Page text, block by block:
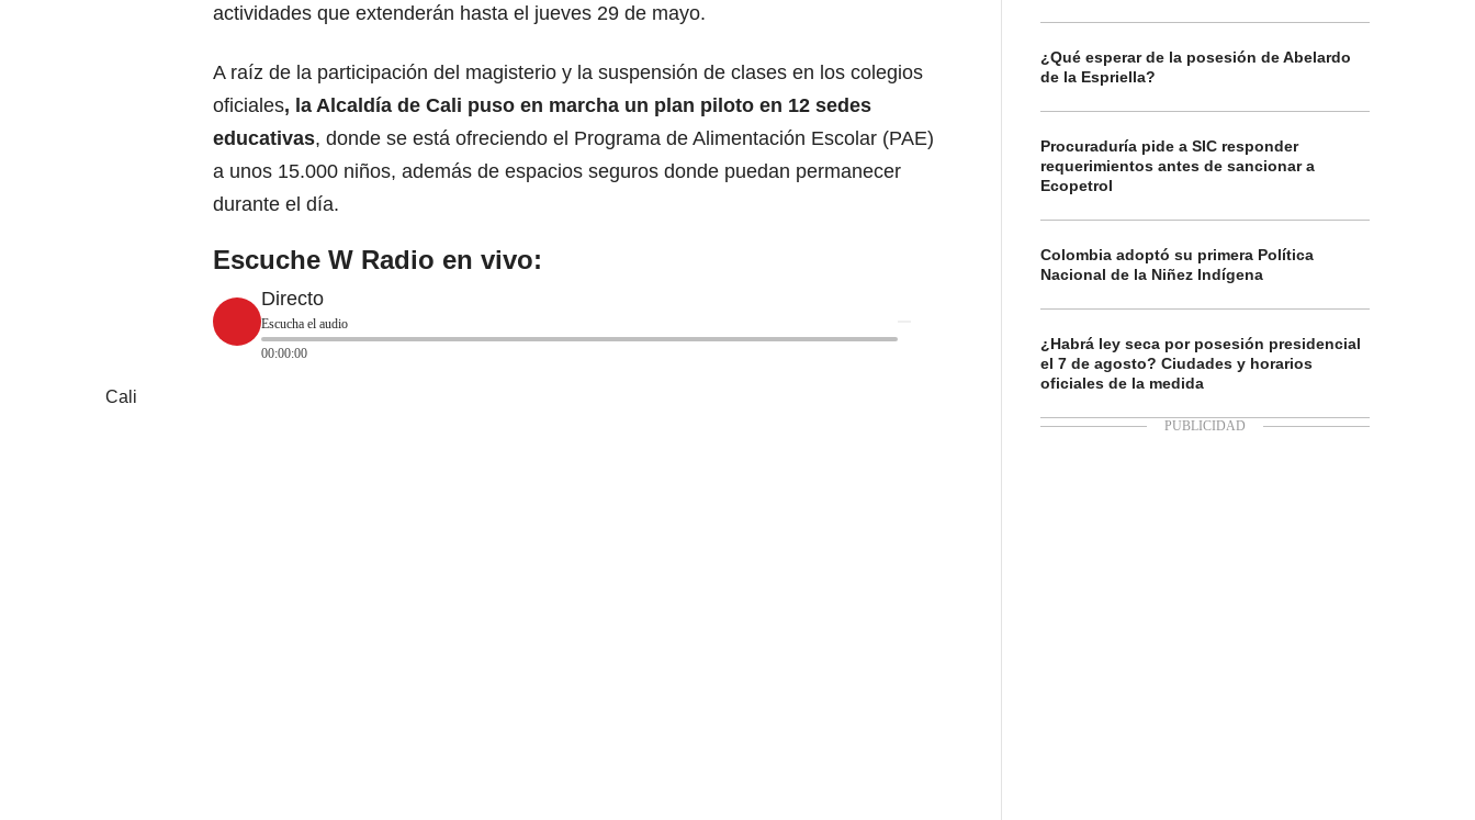
actividades que extenderán hasta el jueves 29 de mayo.
A raíz de la participación del magisterio y la suspensión de clases en los colegios
oficiales, la Alcaldía de Cali puso en marcha un plan piloto en 12 sedes
educativas, donde se está ofreciendo el Programa de Alimentación Escolar (PAE)
a unos 15.000 niños, además de espacios seguros donde puedan permanecer
durante el día.
Escuche W Radio en vivo:
Directo
Escucha el audio
00:00:00
Cali
¿Qué esperar de la posesión de Abelardo
de la Espriella?
Procuraduría pide a SIC responder
requerimientos antes de sancionar a
Ecopetrol
Colombia adoptó su primera Política
Nacional de la Niñez Indígena
¿Habrá ley seca por posesión presidencial
el 7 de agosto? Ciudades y horarios
oficiales de la medida